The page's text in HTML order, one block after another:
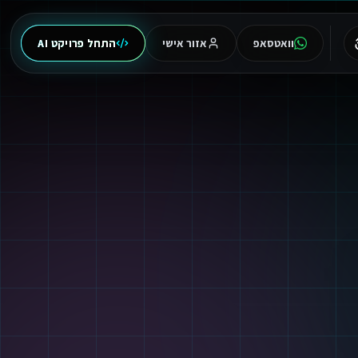
וואטסאפ אזור אישי התחל פרויקט AI